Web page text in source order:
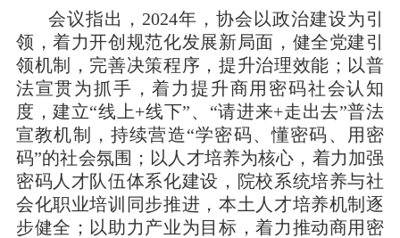
会议指出，2024年，协会以政治建设为引
领，着力开创规范化发展新局面，健全党建引
领机制，完善决策程序，提升治理效能；以普
法宣贯为抓手，着力提升商用密码社会认知
度，建立“线上+线下”、“请进来+走出去”普法
宣教机制，持续营造“学密码、懂密码、用密
码”的社会氛围；以人才培养为核心，着力加强
密码人才队伍体系化建设，院校系统培养与社
会化职业培训同步推进，本土人才培养机制逐
步健全；以助力产业为目标，着力推动商用密